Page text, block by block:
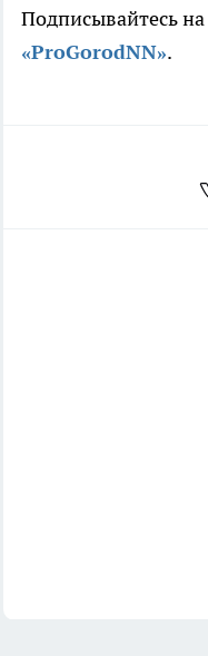
Подписывайтесь на
«ProGorodNN».